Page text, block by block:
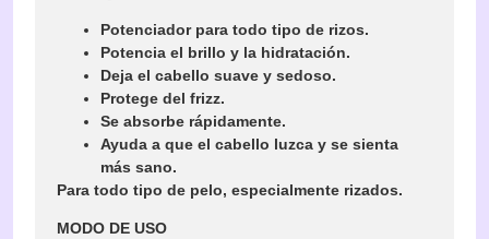
Potenciador para todo tipo de rizos.
Potencia el brillo y la hidratación.
Deja el cabello suave y sedoso.
Protege del frizz.
Se absorbe rápidamente.
Ayuda a que el cabello luzca y se sienta
más sano.
Para todo tipo de pelo, especialmente rizados.
MODO DE USO